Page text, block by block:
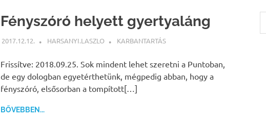
Fényszóró helyett gyertyaláng
2017.12.12. HARSANYI.LASZLO KARBANTARTÁS
Frissítve: 2018.09.25. Sok mindent lehet szeretni a Puntoban,
de egy dologban egyetérthetünk, mégpedig abban, hogy a
fényszóró, elsősorban a tompított[…]
BŐVEBBEN...